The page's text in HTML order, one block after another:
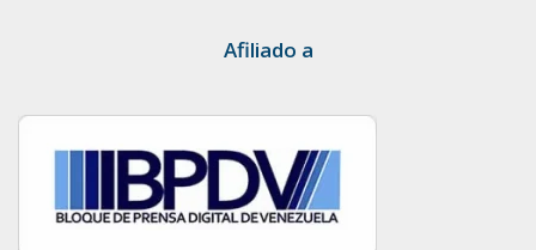
Afiliado a